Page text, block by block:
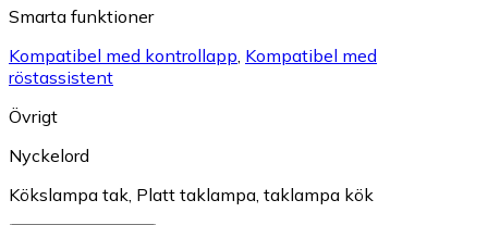
Smarta funktioner
Kompatibel med kontrollapp Kompatibel med
röstassistent
Övrigt
Nyckelord
Kökslampa tak Platt taklampa taklampa kök